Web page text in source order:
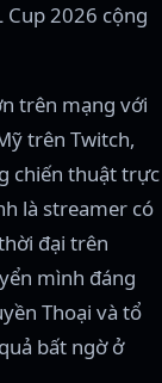
Cup 2026 cộng
trên mạng với
trên Twitch,
chiến thuật trực
là streamer có
đại trên
mình đáng
Thoại và tổ
bất ngờ ở